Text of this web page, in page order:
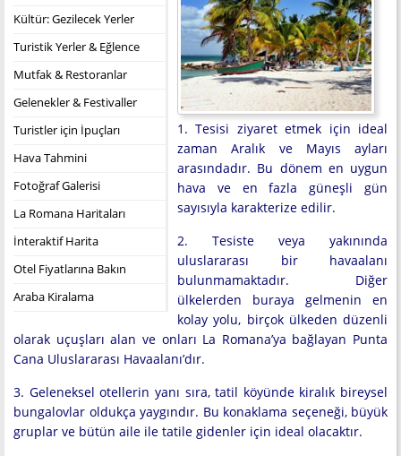
Kültür: Gezilecek Yerler
Turistik Yerler & Eğlence
Mutfak & Restoranlar
Gelenekler & Festivaller
Turistler için İpuçları
Hava Tahmini
Fotoğraf Galerisi
La Romana Haritaları
İnteraktif Harita
Otel Fiyatlarına Bakın
Araba Kiralama
1. Tesisi ziyaret etmek için ideal
zaman Aralık ve Mayıs ayları
arasındadır. Bu dönem en uygun
hava ve en fazla güneşli gün
sayısıyla karakterize edilir.
2. Tesiste veya yakınında
uluslararası bir havaalanı
bulunmamaktadır. Diğer
ülkelerden buraya gelmenin en
kolay yolu, birçok ülkeden düzenli
olarak uçuşları alan ve onları La Romana’ya bağlayan Punta
Cana Uluslararası Havaalanı’dır.
3. Geleneksel otellerin yanı sıra, tatil köyünde kiralık bireysel
bungalovlar oldukça yaygındır. Bu konaklama seçeneği, büyük
gruplar ve bütün aile ile tatile gidenler için ideal olacaktır.